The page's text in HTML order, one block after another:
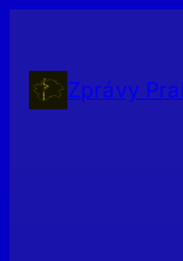
obsahZprávy